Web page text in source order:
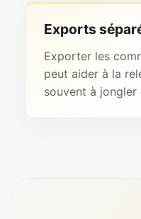
Exports
Exporter les
peut aider à la
souvent à jongler